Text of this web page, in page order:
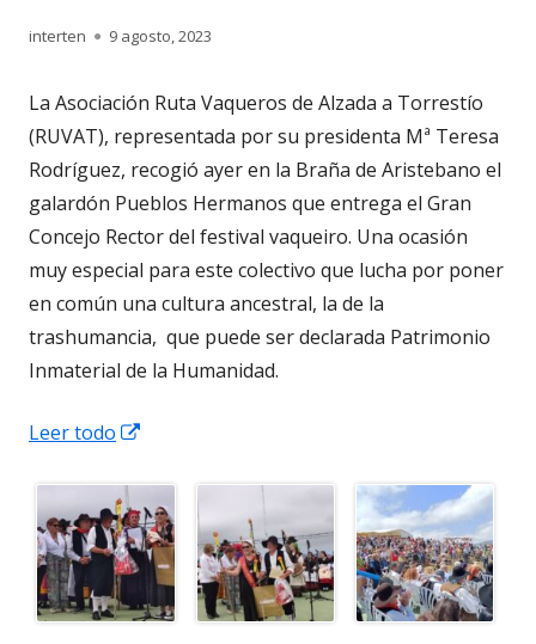
Autor
interten
Publicado
9 agosto, 2023
La Asociación Ruta Vaqueros de Alzada a Torrestío
(RUVAT), representada por su presidenta Mª Teresa
Rodríguez, recogió ayer en la Braña de Aristebano el
galardón Pueblos Hermanos que entrega el Gran
Concejo Rector del festival vaqueiro. Una ocasión
muy especial para este colectivo que lucha por poner
en común una cultura ancestral, la de la
trashumancia, que puede ser declarada Patrimonio
Inmaterial de la Humanidad.
Leer todo
ventana
nueva